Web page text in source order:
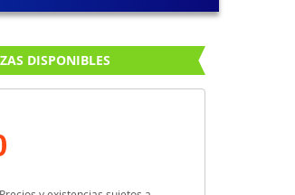
DISPONIBLES